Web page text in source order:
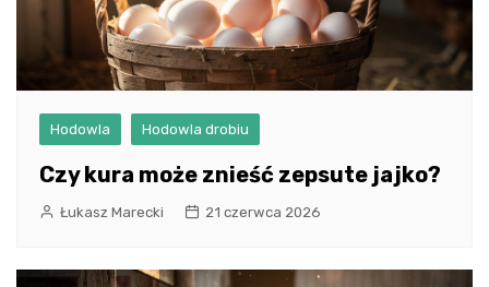
Hodowla Hodowla drobiu
Czy kura może znieść zepsute jajko?
Łukasz Marecki 21 czerwca 2026